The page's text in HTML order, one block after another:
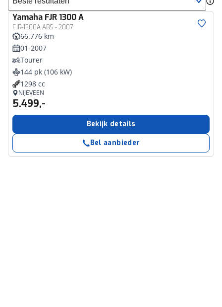
Sorteer resultaten
Yamaha FJR 1300 A
FJR-1300A ABS - 2007
66.776 km
01-2007
Tourer
144 pk (106 kW)
1298 cc
NIJEVEEN
5.499,-
Bekijk details
Bel aanbieder